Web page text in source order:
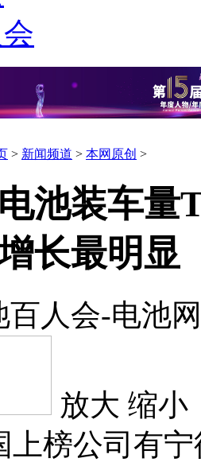
> 新闻频道 > 本网原创 >
池装车量
长最明显
百人会-电池
放大 缩小
上榜公司有